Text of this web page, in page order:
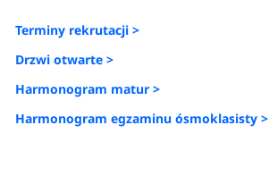
Terminy rekrutacji >
Drzwi otwarte >
Harmonogram matur >
Harmonogram egzaminu ósmoklasisty >